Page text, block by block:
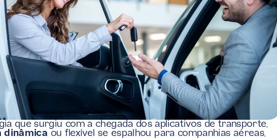
que surgiu com a chegada dos aplicativos de transporte,
dinâmica ou flexível se espalhou para companhias aéreas,